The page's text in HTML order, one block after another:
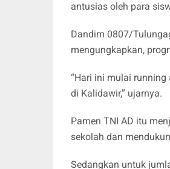
antusias oleh para
Dandim 0807/
mengungkapkan,
“Hari ini mulai running
di Kalidawir,” ujarnya.
Pamen TNI AD itu
sekolah dan
Sedangkan untuk